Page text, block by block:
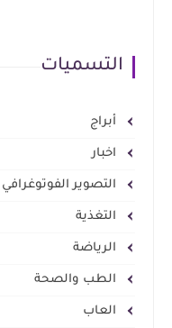
التسميات
أبراج
اخبار
التصوير الفوتوغرافي
التغذية
الرياضة
الطب والصحة
العاب